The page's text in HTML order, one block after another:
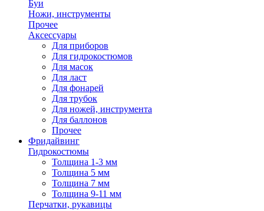
Буи
Ножи, инструменты
Прочее
Аксессуары
Для приборов
Для гидрокостюмов
Для масок
Для ласт
Для фонарей
Для трубок
Для ножей, инструмента
Для баллонов
Прочее
Фридайвинг
Гидрокостюмы
Толщина 1-3 мм
Толщина 5 мм
Толщина 7 мм
Толщина 9-11 мм
Перчатки, рукавицы